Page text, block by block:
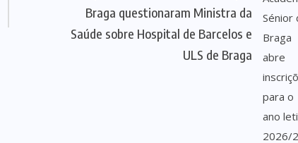
Braga questionaram Ministra da
Saúde sobre Hospital de Barcelos e
ULS de Braga